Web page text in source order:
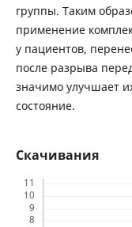
группы. Таким
применение
у пациентов,
после разрыва
значимо улучшает
состояние.
Скачивания